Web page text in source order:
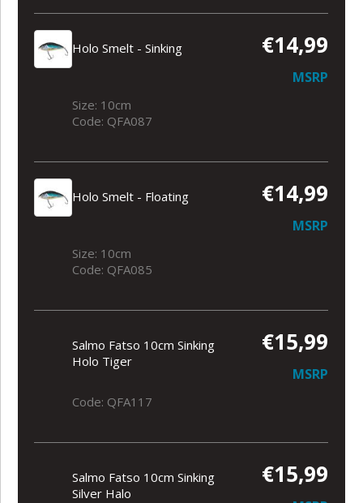
Holo Smelt - Sinking €14,99
MSRP
Size: 10cm
Code: QFA087
Holo Smelt - Floating €14,99
MSRP
Size: 10cm
Code: QFA085
Salmo Fatso 10cm Sinking
Holo Tiger
€15,99
MSRP
Code: QFA117
Salmo Fatso 10cm Sinking
Silver Halo
€15,99